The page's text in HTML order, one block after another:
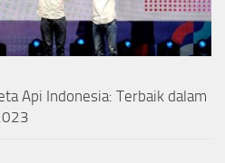
Api Indonesia: Terbaik dalam